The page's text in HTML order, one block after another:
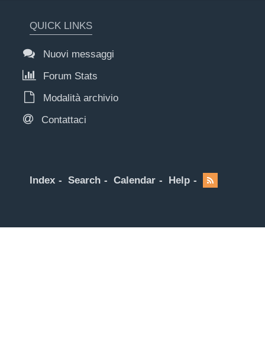
QUICK LINKS
Nuovi messaggi
Forum Stats
Modalità archivio
Contattaci
Index Search Calendar Help